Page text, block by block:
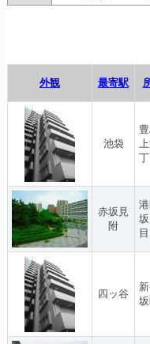
外観 最寄駅
池袋
赤坂見
附
目
四ッ谷